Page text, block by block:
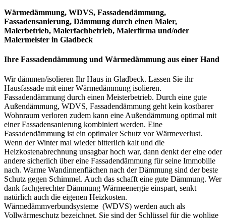
Wärmedämmung, WDVS, Fassadendämmung,
Fassadensanierung, Dämmung durch einen Maler,
Malerbetrieb, Malerfachbetrieb, Malerfirma und/oder
Malermeister in Gladbeck
Ihre Fassadendämmung und Wärmedämmung aus einer Hand
Wir dämmen/isolieren Ihr Haus in Gladbeck. Lassen Sie ihr
Hausfassade mit einer Wärmedämmung isolieren.
Fassadendämmung durch einen Meisterbetrieb. Durch eine gute
Außendämmung, WDVS, Fassadendämmung geht kein kostbarer
Wohnraum verloren zudem kann eine Außendämmung optimal mit
einer Fassadensanierung kombiniert werden. Eine
Fassadendämmung ist ein optimaler Schutz vor Wärmeverlust.
Wenn der Winter mal wieder bitterlich kalt und die
Heizkostenabrechnung unsagbar hoch war, dann denkt der eine oder
andere sicherlich über eine Fassadendämmung für seine Immobilie
nach. Warme Wandinnenflächen nach der Dämmung sind der beste
Schutz gegen Schimmel. Auch das schafft eine gute Dämmung. Wer
dank fachgerechter Dämmung Wärmeenergie einspart, senkt
natürlich auch die eigenen Heizkosten.
Wärmedämmverbundsysteme (WDVS) werden auch als
Vollwärmeschutz bezeichnet. Sie sind der Schlüssel für die wohlige